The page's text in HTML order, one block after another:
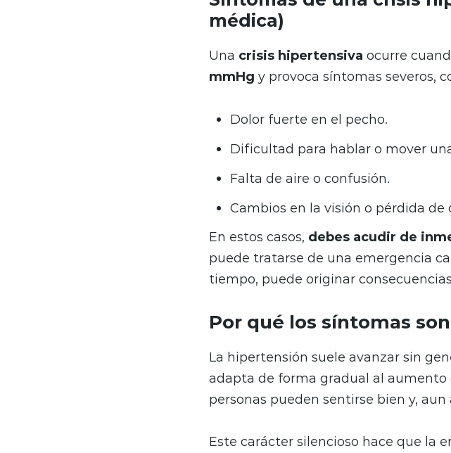
médica)
Una crisis hipertensiva ocurre
mmHg y provoca síntomas severos,
Dolor fuerte en el pecho.
Dificultad para hablar o mover
Falta de aire o confusión.
Cambios en la visión o pérdida de
En estos casos, debes acudir de
puede tratarse de una emergencia
tiempo, puede originar
Por qué los síntomas
La hipertensión suele avanzar sin
adapta de forma gradual al aumento
personas pueden sentirse bien y,
Este carácter silencioso hace que la